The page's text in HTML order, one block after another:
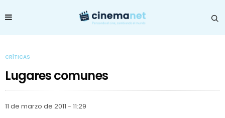
CRÍTICAS
Lugares comunes
11 de marzo de 2011 - 11:29